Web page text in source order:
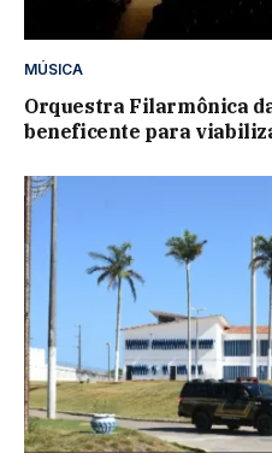
MÚSICA
Orquestra Filarmônica
beneficente para